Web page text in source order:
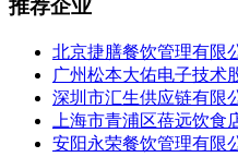
推荐企业
北京捷膳餐饮管理有限
广州松本大佑电子技术
深圳市汇生供应链有限
上海市青浦区蓓远饮食
安阳永荣餐饮管理有限